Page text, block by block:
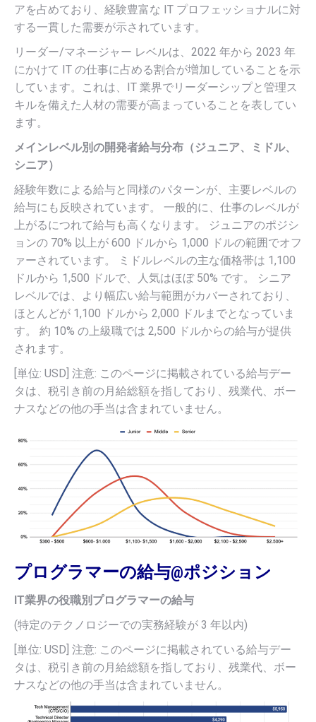
アを占めており、経験豊富な IT プロフェッショナルに対
する一貫した需要が示されています。
リーダー/マネージャー レベルは、2022 年から 2023 年
にかけて IT の仕事に占める割合が増加していることを示
しています。これは、IT 業界でリーダーシップと管理ス
キルを備えた人材の需要が高まっていることを表してい
ます。
メインレベル別の開発者給与分布（ジュニア、ミドル、
シニア）
経験年数による給与と同様のパターンが、主要レベルの
給与にも反映されています。 一般的に、仕事のレベルが
上がるにつれて給与も高くなります。 ジュニアのポジシ
ョンの 70% 以上が 600 ドルから 1,000 ドルの範囲でオフ
ァーされています。 ミドルレベルの主な価格帯は 1,100
ドルから 1,500 ドルで、人気はほぼ 50% です。 シニア
レベルでは、より幅広い給与範囲がカバーされており、
ほとんどが 1,100 ドルから 2,000 ドルまでとなっていま
す。 約 10% の上級職では 2,500 ドルからの給与が提供
されます。
[単位: USD] 注意: このページに掲載されている給与デー
タは、税引き前の月給総額を指しており、残業代、ボー
ナスなどの他の手当は含まれていません。
プログラマーの給与@ポジション
IT業界の役職別プログラマーの給与
(特定のテクノロジーでの実務経験が 3 年以内)
[単位: USD] 注意: このページに掲載されている給与デー
タは、税引き前の月給総額を指しており、残業代、ボー
ナスなどの他の手当は含まれていません。